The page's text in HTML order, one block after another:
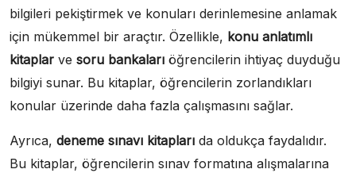
bilgileri pekiştirmek ve konuları derinlemesine anlamak
için mükemmel bir araçtır. Özellikle, konu anlatımlı
kitaplar ve soru bankaları öğrencilerin ihtiyaç duyduğu
bilgiyi sunar. Bu kitaplar, öğrencilerin zorlandıkları
konular üzerinde daha fazla çalışmasını sağlar.
Ayrıca, deneme sınavı kitapları da oldukça faydalıdır.
Bu kitaplar, öğrencilerin sınav formatına alışmalarına